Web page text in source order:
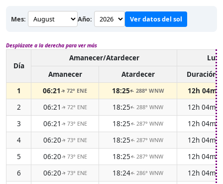
Mes: Año: Ver datos del sol
Desplázate a la derecha para ver más
Día
Amanecer/Atardecer
Luz
Amanecer
Atardecer
Duración
1
06:21 ↑72° ENE 18:25↑ 288° WNW
12h 04m
2
06:21 ↑ 72° ENE 18:25↑ 288° WNW
12h 04m
3
06:21 ↑ 73° ENE 18:25↑ 287° WNW
12h 04m
4
06:20↑ 73° ENE 18:25↑ 287° WNW
12h 04m
5
06:20↑ 73° ENE 18:25↑ 287° WNW
12h 04m
6
06:20↑ 73° ENE 18:24↑ 286° WNW
12h 04m